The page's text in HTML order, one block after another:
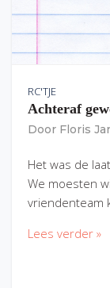
RC'TJE
Achteraf
Door Floris
Het was de
We moesten
vriendenteam
Lees verder »